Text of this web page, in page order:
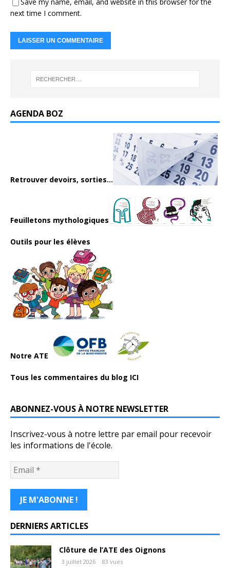
Save my name, email, and website in this browser for the
next time I comment.
AGENDA BOZ
Retrouver devoirs, sorties...
Feuilletons mythologiques
Outils pour les élèves
Notre ATE
Tous les commentaires du blog ICI
ABONNEZ-VOUS À NOTRE NEWSLETTER
Inscrivez-vous à notre lettre par email pour recevoir
les informations de l'école.
DERNIERS ARTICLES
Clôture de l’ATE des Oignons
3 juillet 2026 83 vues